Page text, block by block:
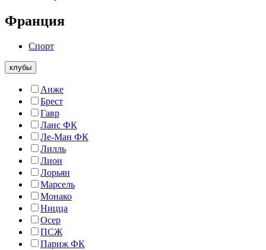
Франция
Спорт
клубы
Анже
Брест
Гавр
Ланс ФК
Ле-Ман ФК
Лилль
Лион
Лорьян
Марсель
Монако
Ницца
Осер
ПСЖ
Париж ФК